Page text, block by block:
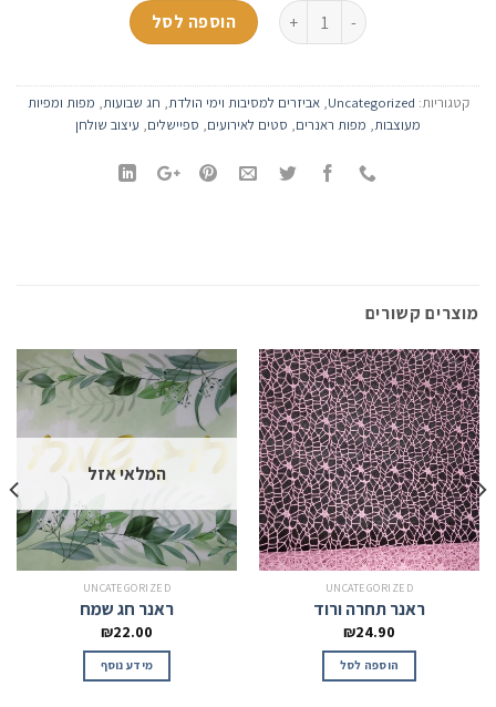
כמות של ראנר ירוק זהב נצנץ
הוספה לסל
קטגוריות: Uncategorized
,אביזרים למסיבות וימי הולדת, חג שבועות, מפות ומפיות
מעוצבות, מפות ראנרים, סטים לאירועים, ספיישלים, עיצוב שולחן
מוצרים קשורים
UNCATEGORIZED
ראנר תחרה ורוד
₪24.90
הוספה לסל
המלאי אזל
UNCATEGORIZED
ראנר חג שמח
₪22.00
מידע נוסף